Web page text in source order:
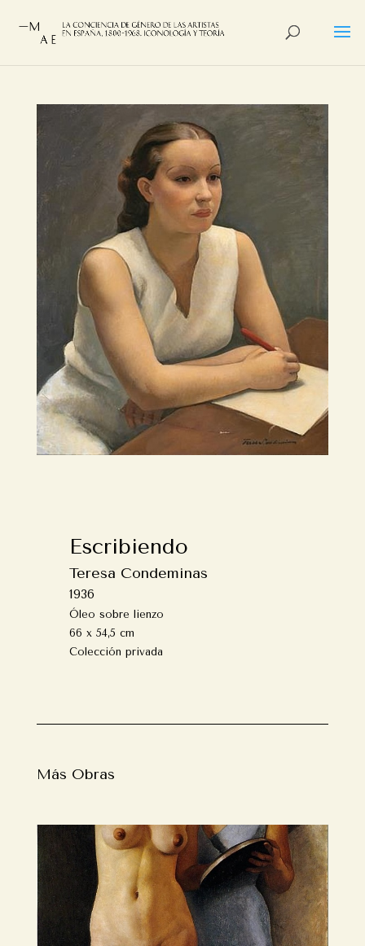
Escribiendo
Teresa Condeminas
1936
Óleo sobre lienzo
66 x 54,5 cm
Colección privada
Más Obras